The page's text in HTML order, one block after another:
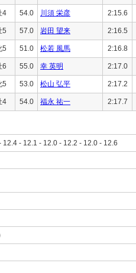
4 54.0 川須 栄彦 2:15.6
5 57.0 岩田 望来 2:16.5
5 51.0 松若 風馬 2:16.8
6 55.0 幸 英明 2:17.0
5 53.0 松山 弘平 2:17.2
4 54.0 福永 祐一 2:17.7
12.4 - 12.1 - 12.0 - 12.2 - 12.0 - 12.6